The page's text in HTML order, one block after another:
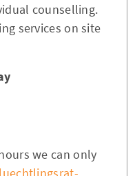
counselling.
services on site
we can only